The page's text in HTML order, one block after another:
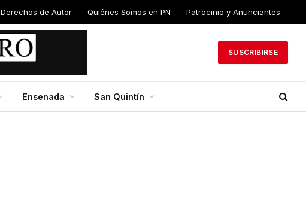
Derechos de Autor Quiénes Somos en PN Patrocinio y Anunciantes
SUSCRIBIRSE
Ensenada San Quintín